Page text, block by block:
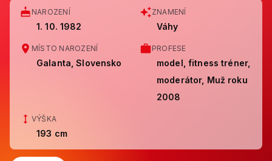
NAROZENÍ
1. 10. 1982
ZNAMENÍ
Váhy
MÍSTO NAROZENÍ
Galanta, Slovensko
PROFESE
model, fitness tréner,
moderátor, Muž roku
2008
VÝŠKA
193 cm